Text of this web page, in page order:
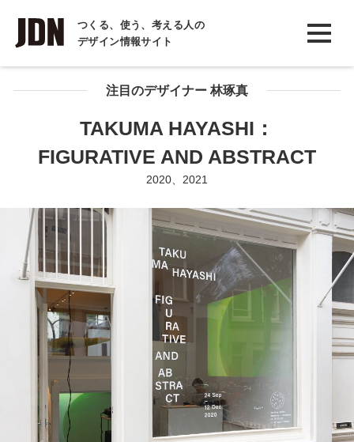
つくる、使う、考える人の
デザイン情報サイト
INTERVIEW
インタビュー
REPORT
COLUMN
注目のデザイナー 林琢真
TAKUMA HAYASHI：
FIGURATIVE AND ABSTRACT
2020、2021